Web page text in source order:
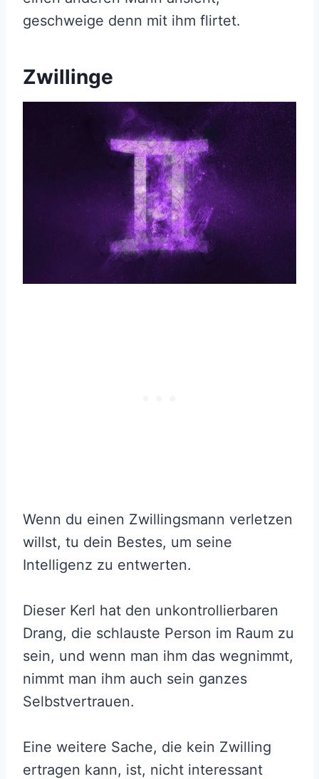
geschweige denn mit ihm flirtet.
Zwillinge
Wenn du einen Zwillingsmann verletzen
willst, tu dein Bestes, um seine
Intelligenz zu entwerten.
Dieser Kerl hat den unkontrollierbaren
Drang, die schlauste Person im Raum zu
sein, und wenn man ihm das wegnimmt,
nimmt man ihm auch sein ganzes
Selbstvertrauen.
Eine weitere Sache, die kein Zwilling
ertragen kann, ist, nicht interessant